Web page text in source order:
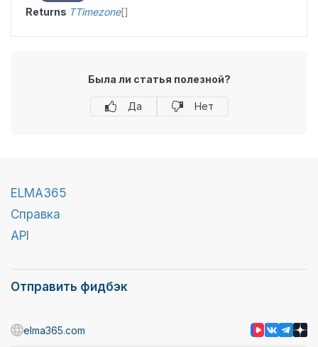
Returns TTimezone[]
Была ли статья полезной?
Да Нет
ELMA365
Справка
API
Отправить фидбэк
elma365.com